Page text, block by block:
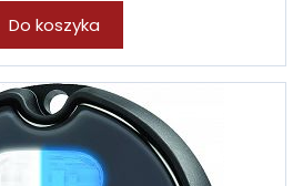
Do koszyka